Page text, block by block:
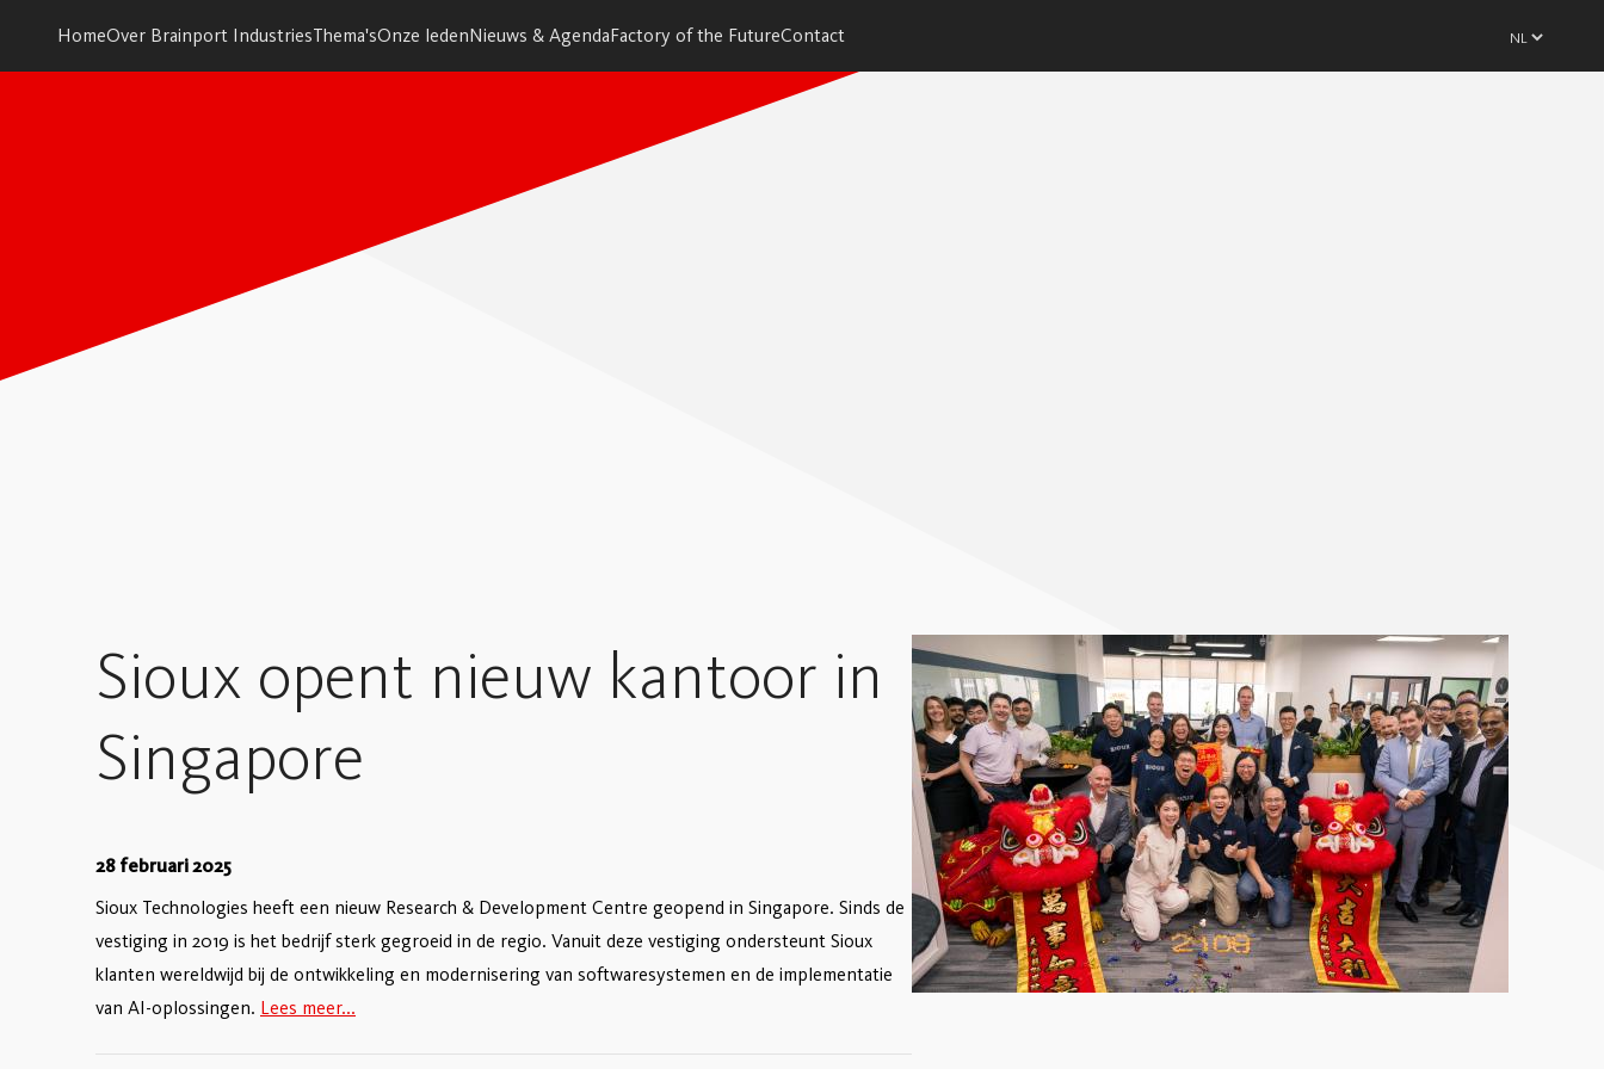
HomeOver Brainport IndustriesThema'sOnze ledenNieuws & AgendaFactory of the FutureContact
Sioux opent nieuw kantoor in
Singapore
28 februari 2025
Sioux Technologies heeft een nieuw Research & Development Centre geopend in Singapore. Sinds de
vestiging in 2019 is het bedrijf sterk gegroeid in de regio. Vanuit deze vestiging ondersteunt Sioux
klanten wereldwijd bij de ontwikkeling en modernisering van softwaresystemen en de implementatie
van AI-oplossingen. Lees meer...